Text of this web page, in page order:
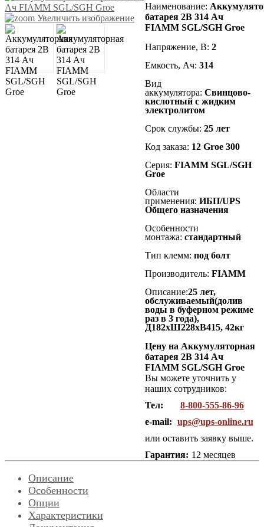
Увеличить изображение
Наименование:
батарея 2В 314 Ач
FIAMM SGL/SGH Groe
Напряжение, В: 2
Емкость, Ач: 314
Вид
аккумулятора: Cвинцово-
кислотный с жидким
электролитом
Срок службы: 25 лет
Код заказа: 12 Groe 300
Серия: FIAMM SGL/SGH
Groe
Области
применения: ИБП/UPS
Общего назначения
Особенности
монтажа: стандартный
Тип клемм: под болт
Производитель: FIAMM
Описание:25 лет,
обслуживаемый(долив
воды в буферном режиме
раз в 3 года),
Д182хШ228хВ415, 42кг
Цену на Аккумуляторная
батарея 2В 314 Ач
FIAMM SGL/SGH Groe
Вы можете уточнить у
наших сотрудников:
Тел:
8-800-555-86-96
e-mail: ups@ups-online.ru
или оставить заявку выше.
Гарантия: 12 месяцев
Описание
Особенности
Опции
Характеристики